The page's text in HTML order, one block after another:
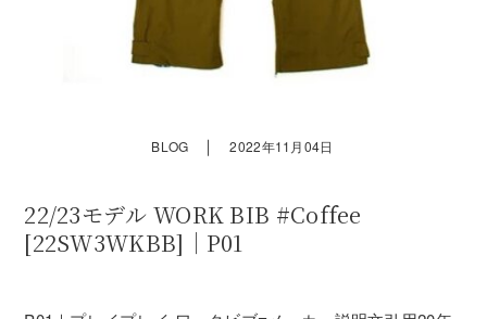
BLOG ｜ 2022年11月04日
22/23モデル WORK BIB #Coffee
[22SW3WKBB]｜P01